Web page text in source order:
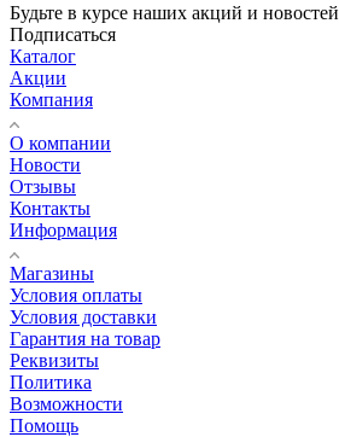
Будьте в курсе наших акций и новостей
Подписаться
Каталог
Акции
Компания
О компании
Новости
Отзывы
Контакты
Информация
Магазины
Условия оплаты
Условия доставки
Гарантия на товар
Реквизиты
Политика
Возможности
Помощь